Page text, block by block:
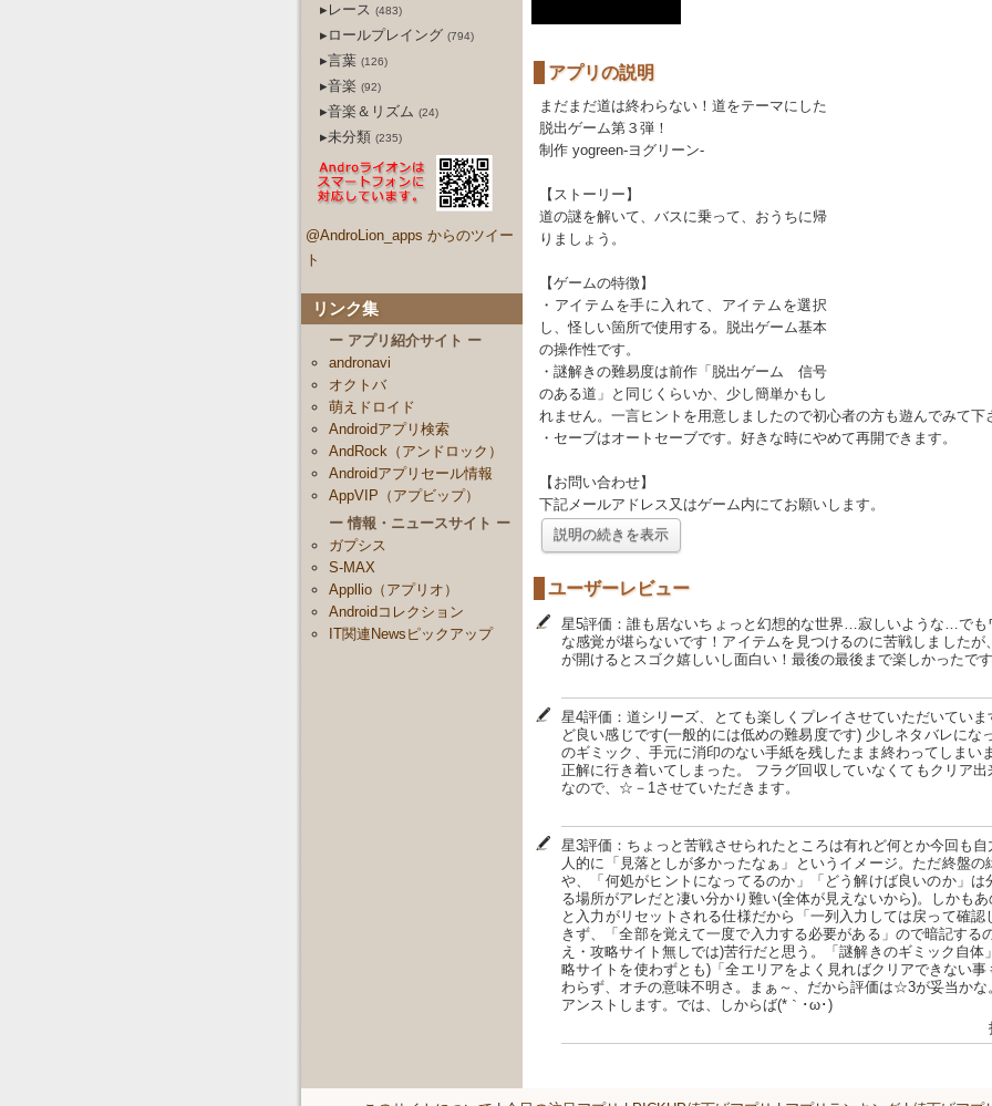
▸レース (483)
▸ロールプレイング (794)
▸言葉 (126)
▸音楽 (92)
▸音楽＆リズム (24)
▸未分類 (235)
@AndroLion_apps からのツイー
ト
リンク集
ー アプリ紹介サイト ー
andronavi
オクトバ
萌えドロイド
Androidアプリ検索
AndRock（アンドロック）
Androidアプリセール情報
AppVIP（アプビップ）
ー 情報・ニュースサイト ー
ガプシス
S-MAX
Appllio（アプリオ）
Androidコレクション
IT関連Newsピックアップ
アプリの説明
まだまだ道は終わらない！道をテーマにした
脱出ゲーム第３弾！
制作 yogreen-ヨグリーン-
【ストーリー】
道の謎を解いて、バスに乗って、おうちに帰
りましょう。
【ゲームの特徴】
・アイテムを手に入れて、アイテムを選択
し、怪しい箇所で使用する。脱出ゲーム基本
の操作性です。
・謎解きの難易度は前作「脱出ゲーム 信号
のある道」と同じくらいか、少し簡単かもし
れません。一言ヒントを用意しましたので初心者の方も遊んでみて下
・セーブはオートセーブです。好きな時にやめて再開できます。
【お問い合わせ】
下記メールアドレス又はゲーム内にてお願いします。
説明の続きを表示
ユーザーレビュー
星5評価：誰も居ないちょっと幻想的な世界…寂しいような…で
な感覚が堪らないです！アイテムを見つけるのに苦戦しました
が開けるとスゴク嬉しいし面白い！最後の最後まで楽しかったで
星4評価：道シリーズ、とても楽しくプレイさせていただいてい
ど良い感じです(一般的には低めの難易度です) 少しネタバレにな
のギミック、手元に消印のない手紙を残したまま終わってしまい
正解に行き着いてしまった。 フラグ回収していなくてもクリア
なので、☆－1させていただきます。
星3評価：ちょっと苦戦させられたところは有れど何とか今回も
人的に「見落としが多かったなぁ」というイメージ。ただ終盤
や、「何処がヒントになってるのか」「どう解けば良いのか」
る場所がアレだと凄い分かり難い(全体が見えないから)。しかも
と入力がリセットされる仕様だから「一列入力しては戻って確
きず、「全部を覚えて一度で入力する必要がある」ので暗記する
え・攻略サイト無しでは)苦行だと思う。「謎解きのギミック自体
略サイトを使わずとも)「全エリアをよく見ればクリアできない
わらず、オチの意味不明さ。まぁ～、だから評価は☆3が妥当か
アンストします。では、しからば(*｀･ω･)ゞ